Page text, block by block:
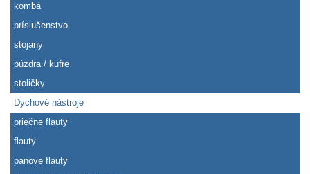
kombá
príslušenstvo
stojany
púzdra / kufre
stoličky
Dychové nástroje
priečne flauty
flauty
panove flauty